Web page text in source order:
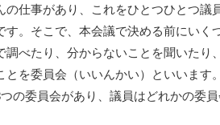
の仕事があり、これをひとつひとつ議
す。そこで、本会議で決める前にいく
調べたり、分からないことを聞いたり
とを委員会（いいんかい）といいます。
の委員会があり、議員はどれかの委